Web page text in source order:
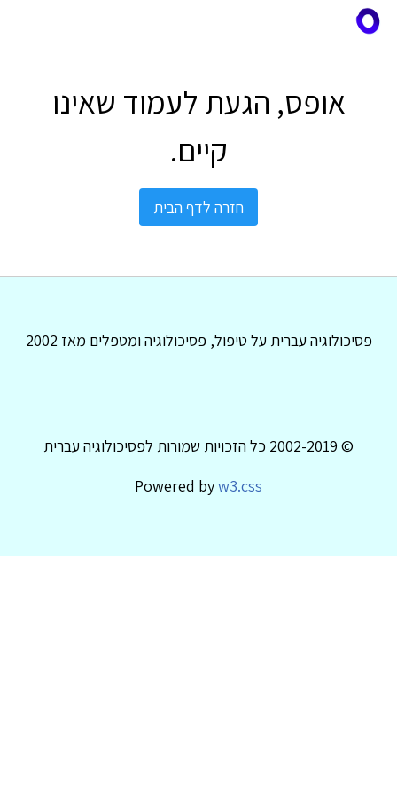
אופס, הגעת לעמוד שאינו
קיים.
חזרה לדף הבית
פסיכולוגיה עברית על טיפול, פסיכולוגיה ומטפלים מאז 2002
© 2002-2019 כל הזכויות שמורות לפסיכולוגיה עברית
Powered byw3.css